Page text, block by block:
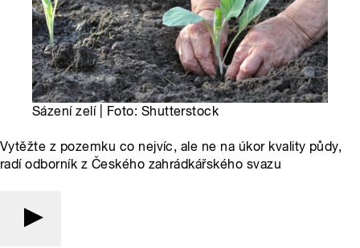
Sázení zelí | Foto: Shutterstock
Vytěžte z pozemku co nejvíc, ale ne na úkor kvality půdy,
radí odborník z Českého zahrádkářského svazu